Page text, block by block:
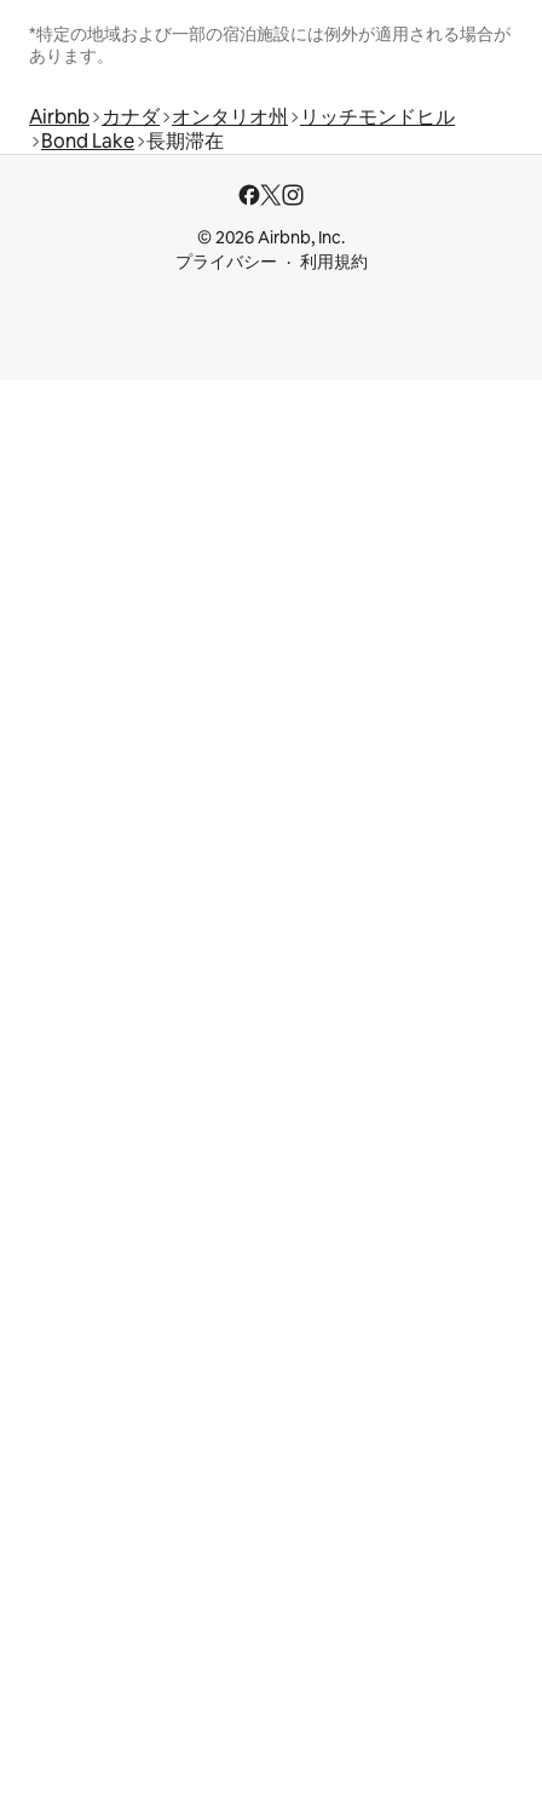
*特定の地域および一部の宿泊施設には例外が適用される場合が
あります。
Airbnb カナダ オンタリオ州
リッチモンドヒル
Bond Lake 長期滞在
© 2026 Airbnb, Inc.
プライバシー
利用規約